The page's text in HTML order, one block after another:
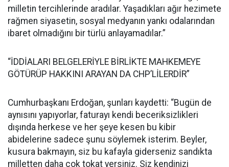
milletin tercihlerinde aradılar. Yaşadıkları ağır hezimete
rağmen siyasetin, sosyal medyanın yankı odalarından
ibaret olmadığını bir türlü anlayamadılar.”
“İDDİALARI BELGELERİYLE BİRLİKTE MAHKEMEYE
GÖTÜRÜP HAKKINI ARAYAN DA CHP’LİLERDİR”
Cumhurbaşkanı Erdoğan, şunları kaydetti: “Bugün de
aynısını yapıyorlar, faturayı kendi beceriksizlikleri
dışında herkese ve her şeye kesen bu kibir
abidelerine sadece şunu söylemek isterim. Beyler,
kusura bakmayın, siz bu kafayla giderseniz sandıkta
milletten daha çok tokat yersiniz. Siz kendinizi